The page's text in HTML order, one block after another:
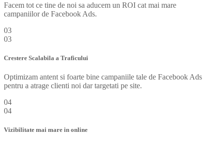
Facem tot ce tine de noi sa aducem un ROI cat mai mare
campaniilor de Facebook Ads.
03
03
Crestere Scalabila a Traficului
Optimizam antent si foarte bine campaniile tale de Facebook Ads
pentru a atrage clienti noi dar targetati pe site.
04
04
Vizibilitate mai mare in online